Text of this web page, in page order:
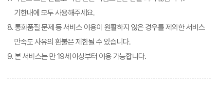
기한내에 모두 사용해주세요.
8. 통화품질 문제 등 서비스 이용이 원활하지 않은 경우를 제외한 서비스
만족도 사유의 환불은 제한될 수 있습니다.
9. 본 서비스는 만 19세 이상부터 이용 가능합니다.